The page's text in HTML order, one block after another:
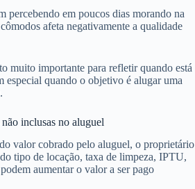
percebendo em poucos dias morando na
afeta negativamente a qualidade
muito importante para refletir quando está
especial quando o objetivo é alugar uma
inclusas no aluguel
valor cobrado pelo aluguel, o proprietário
tipo de locação, taxa de limpeza, IPTU,
aumentar o valor a ser pago